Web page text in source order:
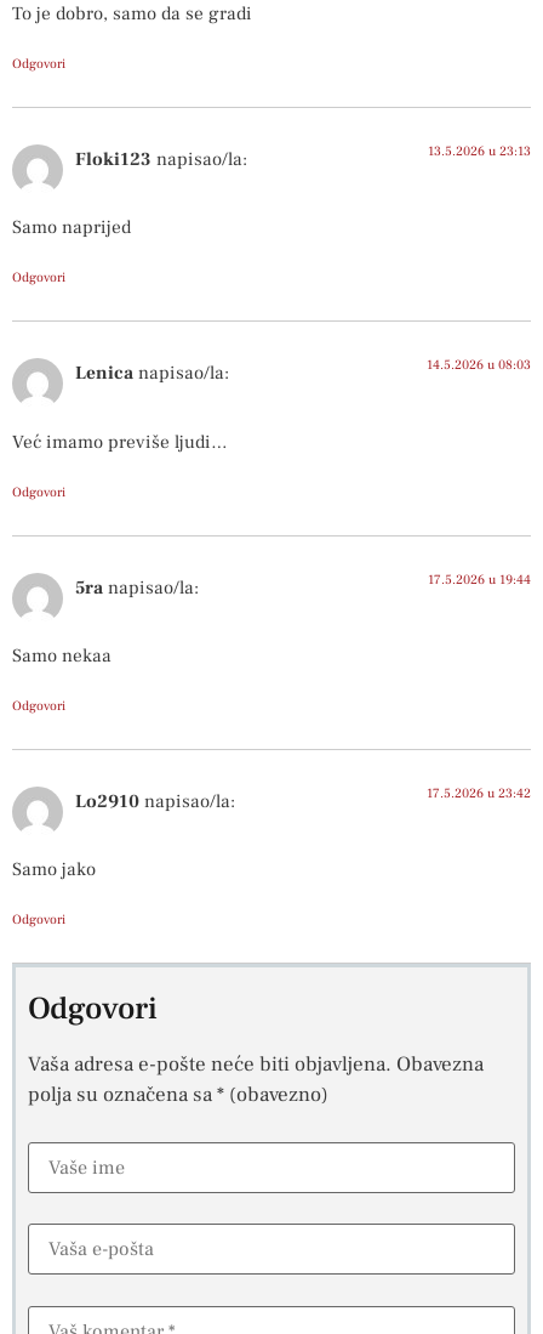
To je dobro, samo da se gradi
Odgovori
Floki123 napisao/la: 13.5.2026 u 23:13
Samo naprijed
Odgovori
Lenica napisao/la: 14.5.2026 u 08:03
Već imamo previše ljudi…
Odgovori
5ra napisao/la: 17.5.2026 u 19:44
Samo nekaa
Odgovori
Lo2910 napisao/la: 17.5.2026 u 23:42
Samo jako
Odgovori
Odgovori
Vaša adresa e-pošte neće biti objavljena. Obavezna
polja su označena sa* (obavezno)